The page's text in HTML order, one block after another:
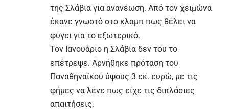
της Σλάβια για ανανέωση. Από τον χειμώνα
έκανε γνωστό στο κλαμπ πως θέλει να
φύγει για το εξωτερικό.
Τον Ιανουάριο η Σλάβια δεν του το
επέτρεψε. Αρνήθηκε πρόταση του
Παναθηναϊκού ύψους 3 εκ. ευρώ, με τις
φήμες να λένε πως είχε τις διπλάσιες
απαιτήσεις.